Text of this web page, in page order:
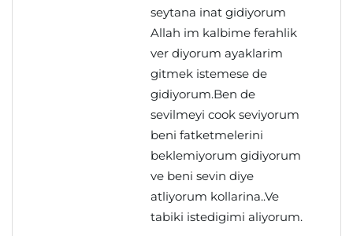
seytana inat gidiyorum
Allah im kalbime ferahlik
ver diyorum ayaklarim
gitmek istemese de
gidiyorum.Ben de
sevilmeyi cook seviyorum
beni fatketmelerini
beklemiyorum gidiyorum
ve beni sevin diye
atliyorum kollarina..Ve
tabiki istedigimi aliyorum.